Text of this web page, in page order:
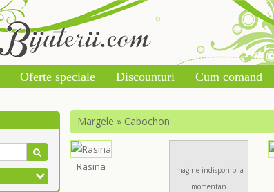
Oferte speciale Discounturi Cum comand
Margele » Cabochon
Rasina
Imagine indisponibila
momentan